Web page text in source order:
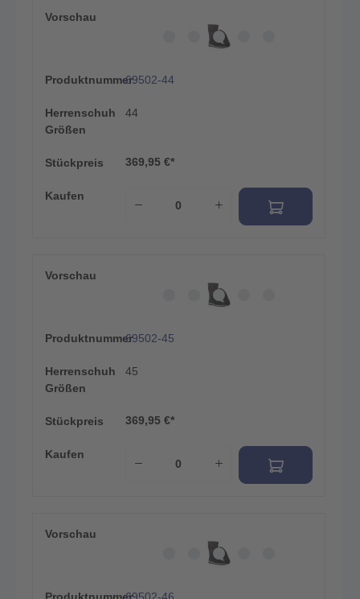
Vorschau
Produktnummer69502-44
Herrenschuh
Größen
44
Stückpreis 369,95 €*
Kaufen
Vorschau
Produktnummer69502-45
Herrenschuh
Größen
45
Stückpreis 369,95 €*
Kaufen
Vorschau